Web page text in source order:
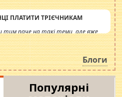
ПЛАТИТИ ТРІЄЧНИКАМ
тим паче на такі теми, але вже
сьогоднішні інсенуації
питання. Штучно
соціальна катастрофа.
Блоги
Популярні